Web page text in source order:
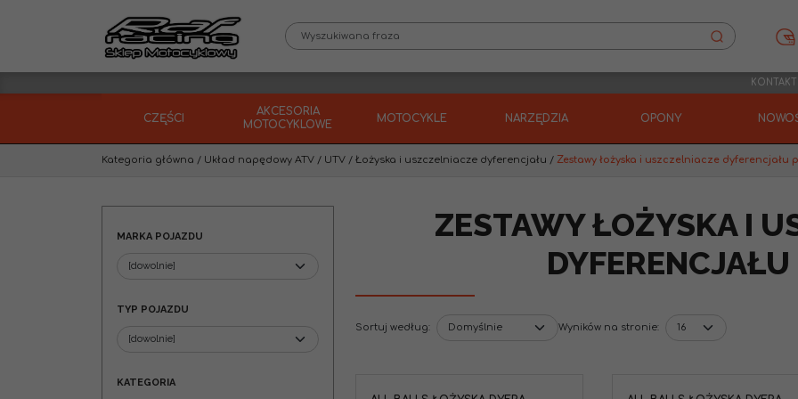
KONTAKT
CZĘŚCI
AKCESORIA
MOTOCYKLOWE
MOTOCYKLE NARZĘDZIA OPONY
Kategoria główna / Układ napędowy ATV / UTV / Łożyska i uszczelniacze dyferencjału / Zestawy łożyska i uszczelniacze dyferencjału
ZESTAWY ŁOŻYSKA I
Sortuj według: Wyników na stronie:
MARKA POJAZDU
TYP POJAZDU
KATEGORIA